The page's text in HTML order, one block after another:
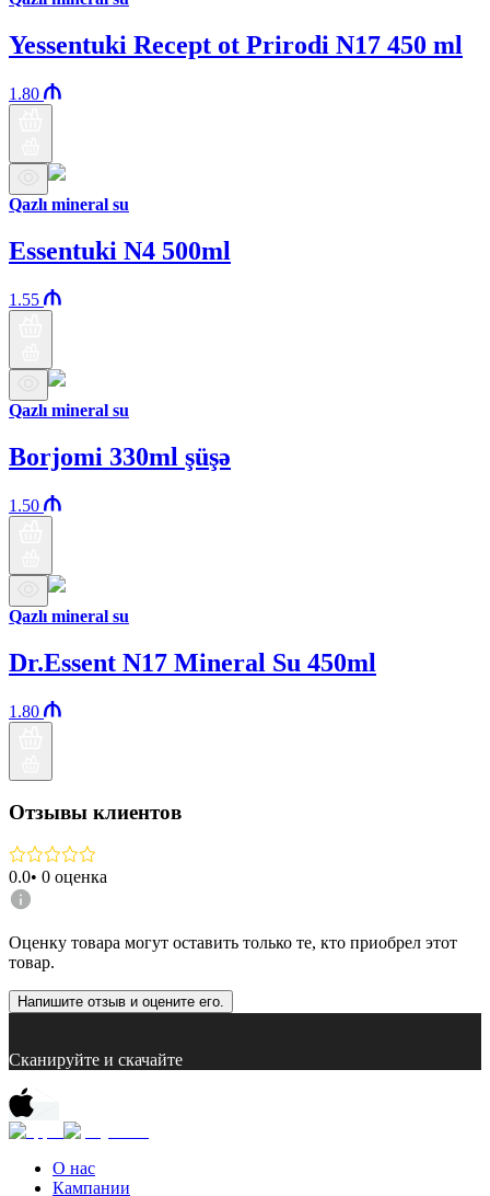
Yessentuki Recept ot Prirodi N17 450 ml
1.80
Qazlı mineral su
Essentuki N4 500ml
1.55
Qazlı mineral su
Borjomi 330ml şüşə
1.50
Qazlı mineral su
Dr.Essent N17 Mineral Su 450ml
1.80
Отзывы клиентов
0.0• 0 оценка
Оценку товара могут оставить только те, кто приобрел этот
товар.
Напишите отзыв и оцените его.
Сканируйте и скачайте
О нас
Кампании